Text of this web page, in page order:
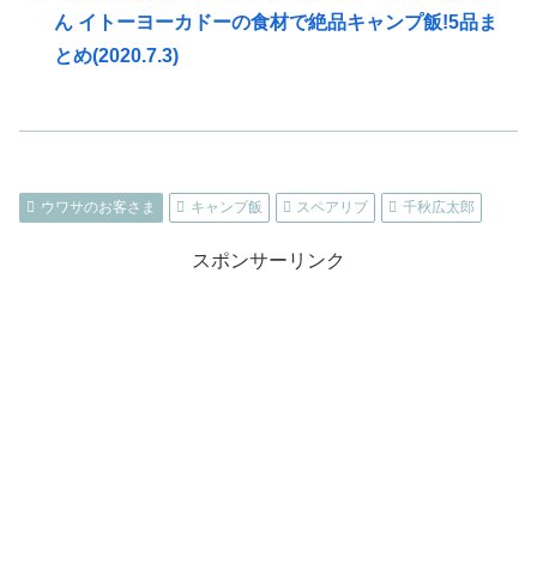
ん イトーヨーカドーの食材で絶品キャンプ飯!5品ま
とめ(2020.7.3)
ウワサのお客さま キャンプ飯 スペアリブ 千秋広太郎
スポンサーリンク